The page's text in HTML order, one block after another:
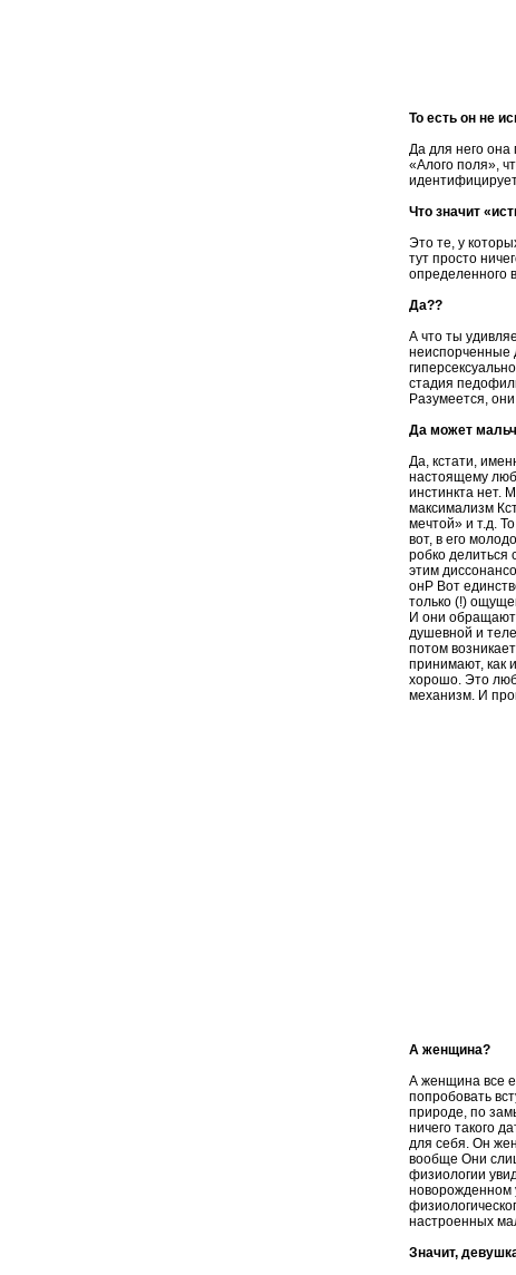
То есть он не
Да для него она
«Алого поля»,
Что значит
Это те, у
тут просто
определенного
Да??
А что ты
неиспорченные
стадия
Разумеется,
Да может
Да, кстати,
настоящему
инстинкта нет.
максимализм
мечтой» и т.д.
вот, в его
робко делиться
этим
онP Вот
только (!)
И они
душевной и
потом
принимают, как
хорошо. Это
механизм. И
А женщина?
А женщина все
попробовать
природе, по
ничего такого
для себя. Он
вообще Они
физиологии
новорожденном
настроенных
Значит,